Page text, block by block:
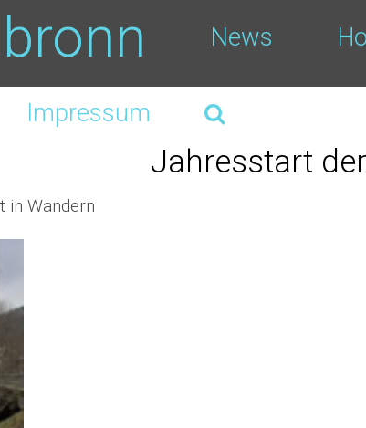
News
Impressum
Jahresstart
in Wandern